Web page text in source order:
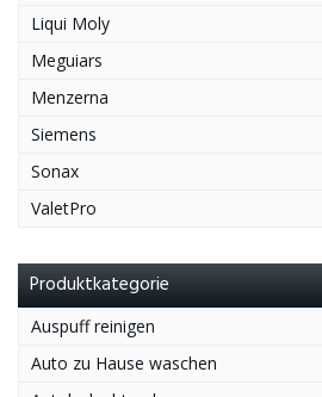
Liqui Moly
Meguiars
Menzerna
Siemens
Sonax
ValetPro
Produktkategorie
Auspuff reinigen
Auto zu Hause waschen